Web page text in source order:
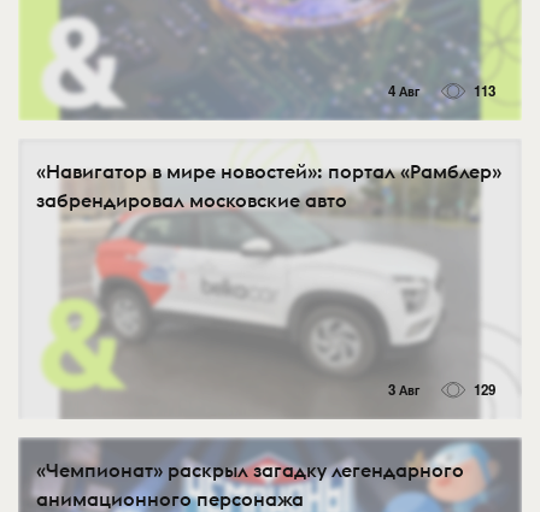
4 Авг 113
«Навигатор в мире новостей»: портал «Рамблер»
забрендировал московские авто
3 Авг 129
«Чемпионат» раскрыл загадку легендарного
анимационного персонажа